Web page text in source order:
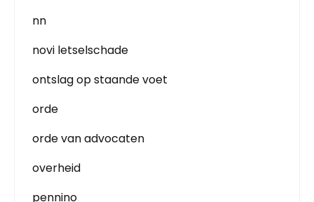
nn
novi letselschade
ontslag op staande voet
orde
orde van advocaten
overheid
pennino